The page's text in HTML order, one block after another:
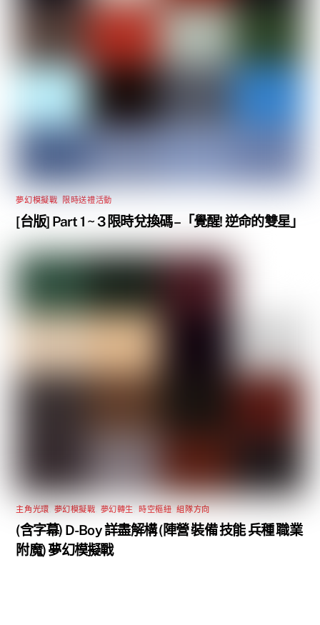
夢幻模擬戰 限時送禮活動
[台版] Part 1 ~ 3 限時兌換碼 –「覺醒! 逆命的雙星」
主角光環 夢幻模擬戰 夢幻轉生 ,時空樞紐 ,組隊方向
(含字幕) D-Boy 詳盡解構 (陣營 裝備 技能 兵種 職業
附魔) 夢幻模擬戰